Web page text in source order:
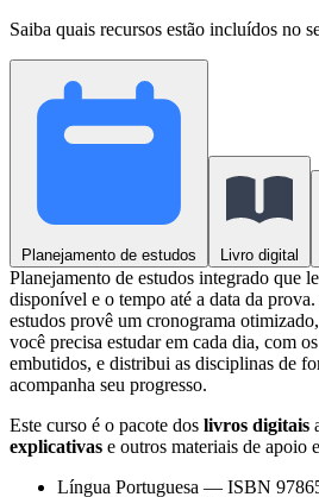
Saiba quais recursos estão incluídos no
Planejamento de estudos Livro digital
Planejamento de estudos integrado que
disponível e o tempo até a data da
estudos provê um cronograma
você precisa estudar em cada dia, com
embutidos, e distribui as disciplinas de
acompanha seu progresso.
Este curso é o pacote dos livros digitais
explicativas e outros materiais de apoio
Língua Portuguesa — ISBN